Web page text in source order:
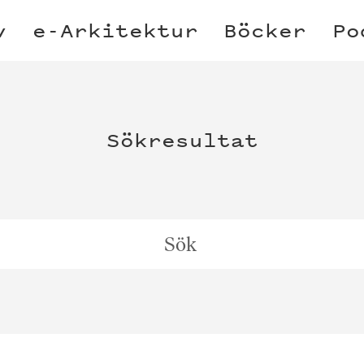
e-Arkitektur Böcker
Sökresultat